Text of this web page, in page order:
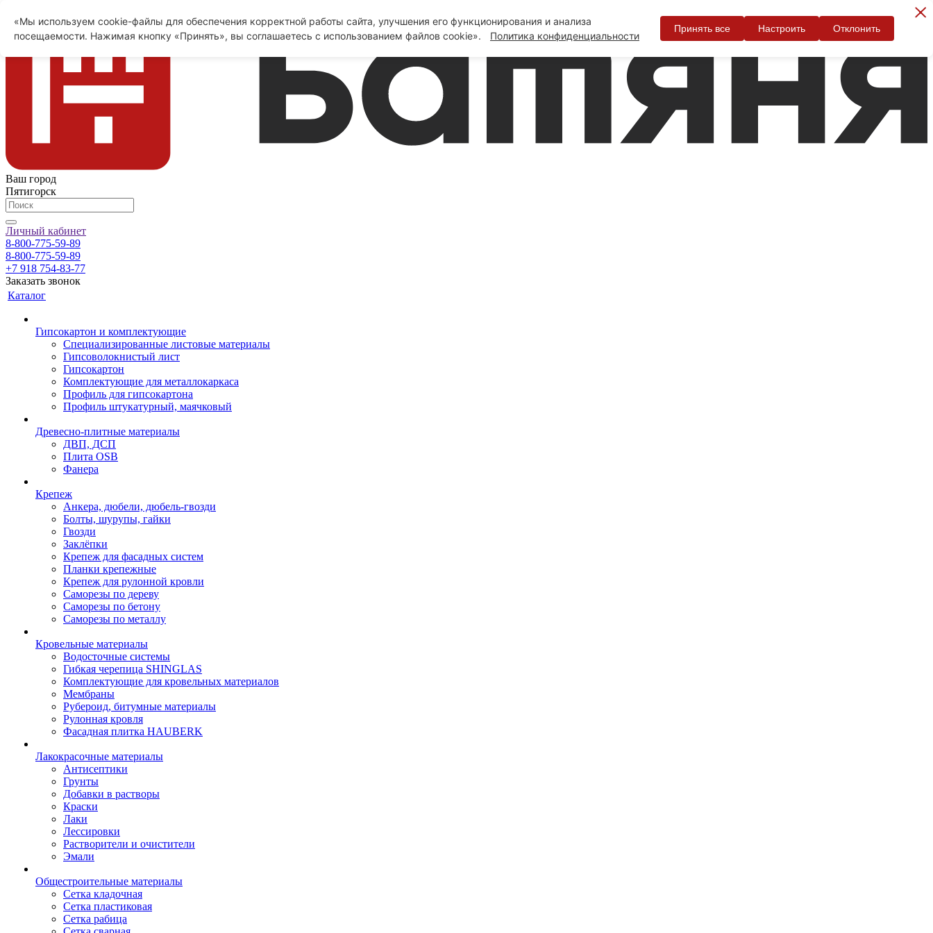
Ваш город
Пятигорск
Личный кабинет
8-800-775-59-89
8-800-775-59-89
+7 918 754-83-77
Заказать звонок
Каталог
Гипсокартон и комплектующие
Специализированные листовые материалы
Гипсоволокнистый лист
Гипсокартон
Комплектующие для металлокаркаса
Профиль для гипсокартона
Профиль штукатурный, маячковый
Древесно-плитные материалы
ДВП, ДСП
Плита OSB
Фанера
Крепеж
Анкера, дюбели, дюбель-гвозди
Болты, шурупы, гайки
Гвозди
Заклёпки
Крепеж для фасадных систем
Планки крепежные
Крепеж для рулонной кровли
Саморезы по дереву
Саморезы по бетону
Саморезы по металлу
Кровельные материалы
Водосточные системы
Гибкая черепица SHINGLAS
Комплектующие для кровельных материалов
Мембраны
Рубероид, битумные материалы
Рулонная кровля
Фасадная плитка HAUBERK
Лакокрасочные материалы
Антисептики
Грунты
Добавки в растворы
Краски
Лаки
Лессировки
Растворители и очистители
Эмали
Общестроительные материалы
Сетка кладочная
Сетка пластиковая
Сетка рабица
«Мы используем cookie-файлы для обеспечения корректной работы сайта, улучшения его функционирования и анализа
посещаемости. Нажимая кнопку «Принять», вы соглашаетесь с использованием файлов cookie».
Политика конфиденциальности
Принять все Настроить Отклонить